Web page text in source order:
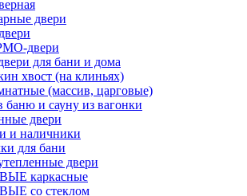
двери
двери
для бани и дома
хвост (на клиньях)
(массив, царговые)
баню и сауну из вагонки
двери
и наличники
для бани
двери
каркасные
со стеклом